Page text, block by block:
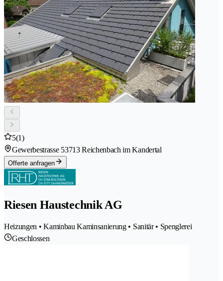
5(1)
Gewerbestrasse 53713 Reichenbach im Kandertal
Offerte anfragen
Riesen Haustechnik AG
Heizungen • Kaminbau Kaminsanierung • Sanitär • Spenglerei
Geschlossen